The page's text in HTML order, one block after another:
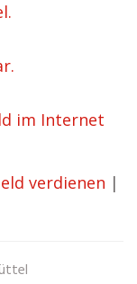
im Internet
verdienen |